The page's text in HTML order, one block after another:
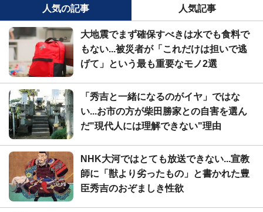
人気の記事 人気記事
大地震でまず確保すべきは水でも食料で
もない...被災者が「これだけは担いで逃
げて」という最も重要なモノ2選
「秀吉と一緒になるのがイヤ」ではな
い...お市の方が柴田勝家との自害を選ん
だ"現代人には理解できない"理由
NHK大河ではとても放送できない...宣教
師に「獣より劣ったもの」と書かれた豊
臣秀吉のおぞましき性欲